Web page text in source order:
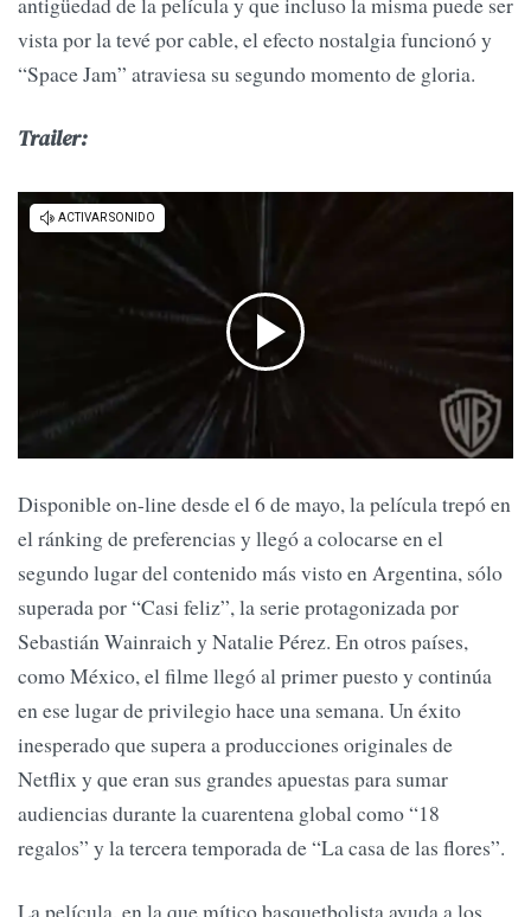
vista por la tevé por cable, el efecto nostalgia funcionó y
“Space Jam” atraviesa su segundo momento de gloria.
Trailer:
Disponible on-line desde el 6 de mayo, la película trepó en
el ránking de preferencias y llegó a colocarse en el
segundo lugar del contenido más visto en Argentina, sólo
superada por “Casi feliz”, la serie protagonizada por
Sebastián Wainraich y Natalie Pérez. En otros países,
como México, el filme llegó al primer puesto y continúa
en ese lugar de privilegio hace una semana. Un éxito
inesperado que supera a producciones originales de
Netflix y que eran sus grandes apuestas para sumar
audiencias durante la cuarentena global como “18
regalos” y la tercera temporada de “La casa de las flores”.
La película, en la que mítico basquetbolista ayuda a los